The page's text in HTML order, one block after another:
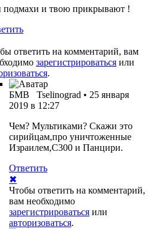
подмахи и твою прикрывают !
ответить на комментарий, вам
зарегистрироваться или
.
БМВ Tselinograd • 25 января
2019 в 12:27
Чем? Мультиками? Скажи это
сирийцам,про уничтоженные
Израилем,С300 и Панцири.
Ответить
✖
Чтобы ответить на комментарий,
вам необходимо
зарегистрироваться или
авторизоваться.